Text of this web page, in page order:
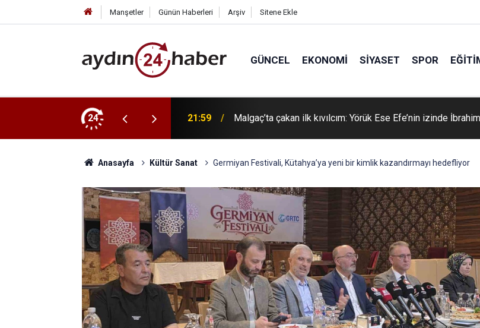
Manşetler Günün Haberleri Arşiv Sitene Ekle
GÜNCEL EKONOMI SIYASET SPOR
24
kararı vermek 21:59 Malgaç’ta çakan ilk kıvılcım: Yörük Ese Efe’nin izinde
Anasayfa Kültür Sanat Germiyan Festivali, Kütahya’ya yeni bir kimlik kazandırmayı hedefliyor